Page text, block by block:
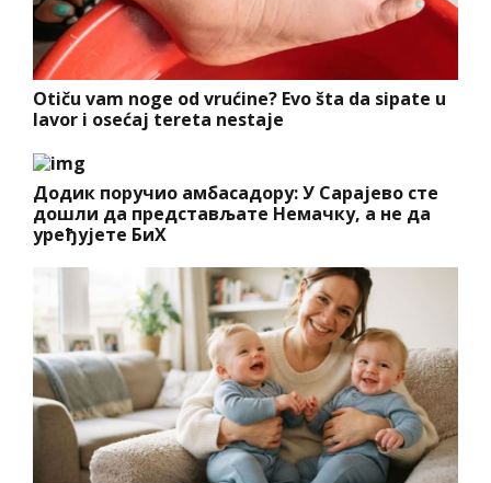
Otiču vam noge od vrućine? Evo šta da sipate u
lavor i osećaj tereta nestaje
Додик поручио амбасадору: У Сарајево сте
дошли да представљате Немачку, а не да
уређујете БиХ